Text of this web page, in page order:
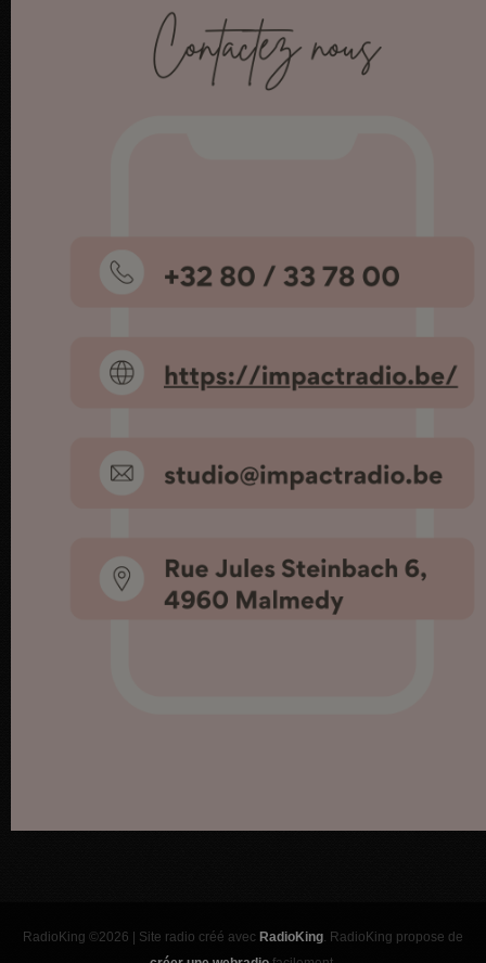
RadioKing ©2026 | Site radio créé avec RadioKing. RadioKing propose de